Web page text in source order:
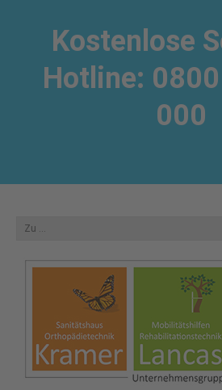
Kostenlose
Hotline:
000